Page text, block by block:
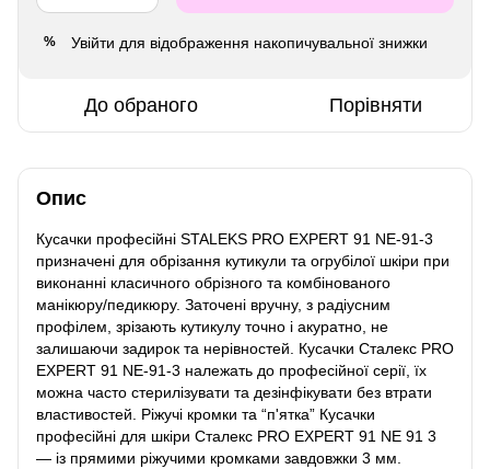
% Увійти для відображення накопичувальної знижки
До обраного Порівняти
Опис
Кусачки професійні STALEKS PRO EXPERT 91 NE-91-3
призначені для обрізання кутикули та огрубілої шкіри при
виконанні класичного обрізного та комбінованого
манікюру/педикюру. Заточені вручну, з радіусним
профілем, зрізають кутикулу точно і акуратно, не
залишаючи задирок та нерівностей. Кусачки Сталекс PRO
EXPERT 91 NE-91-3 належать до професійної серії, їх
можна часто стерилізувати та дезінфікувати без втрати
властивостей. Ріжучі кромки та “п'ятка” Кусачки
професійні для шкіри Сталекс PRO EXPERT 91 NE 91 3
— із прямими ріжучими кромками завдовжки 3 мм.